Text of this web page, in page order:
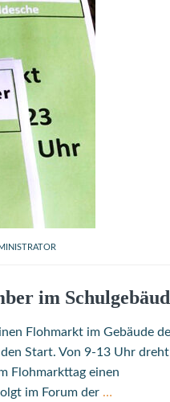
im
Flohmarkt im Gebäude
Start. Von 9-13 Uhr
Flohmarkttag einen
im Forum der …